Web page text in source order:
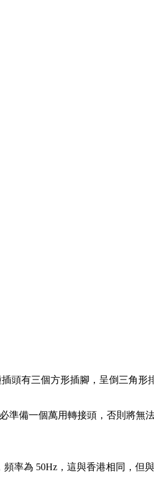
頭有三個方形插腳，呈倒三角
準備一個萬用轉接頭，否則將無
率為 50Hz，這與香港相同，但